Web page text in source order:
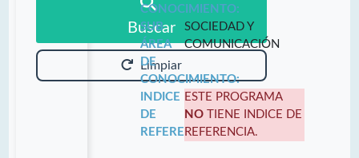
Buscar
Limpiar
CONOCIMIENTO:
SUB
ÁREA
DE
CONOCIMIENTO:
SOCIEDAD Y
COMUNICACIÓN
INDICE
DE
REFERENCIA:
ESTE PROGRAMA
NO TIENE INDICE DE
REFERENCIA.